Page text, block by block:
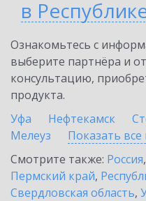
в
Ознакомьтесь с
выберите партнёра и
консультацию,
продукта.
Уфа
Нефтекамск
Мелеуз
Показать
Смотрите также: Россия,
Пермский край,
Свердловская область,